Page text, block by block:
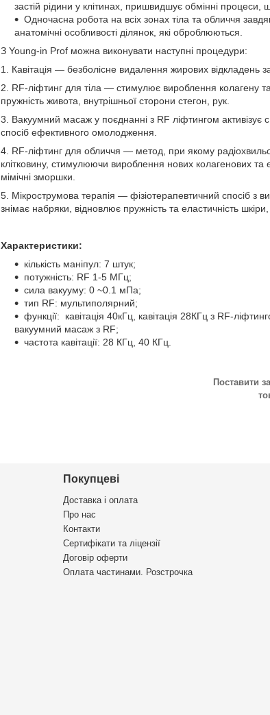
застій рідини у клітинах, пришвидшує обмінні
Одночасна робота на всіх зонах тіла та обличчя
анатомічні особливості ділянок, які оброблюються.
З Young-in Prof можна виконувати наступні процедури:
1. Кавітація — безболісне видалення жирових відкладень
2. RF-ліфтинг для тіла — стимулює вироблення колагену
пружність живота, внутрішньої сторони стегон, рук.
3. Вакуумний масаж у поєднанні з RF ліфтингом
спосіб ефективного омолодження.
4. RF-ліфтинг для обличчя — метод, при якому
клітковину, стимулюючи вироблення нових колагенових та
мімічні зморшки.
5. Мікрострумова терапія — фізіотерапевтичний спосіб з
знімає набряки, відновлює пружність та еластичність
Характеристики:
кількість маніпул: 7 штук;
потужність: RF 1-5 МГц;
сила вакууму: 0 ~0.1 мПа;
тип RF: мультиполярний;
функції: кавітація 40кГц, кавітація 28КГц з RF-
вакуумний масаж з RF;
частота кавітації: 28 КГц, 40 КГц.
Поставити
Покупцеві
Доставка і оплата
Про нас
Контакти
Сертифікати та ліцензії
Договір оферти
Оплата частинами. Розстрочка